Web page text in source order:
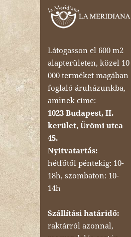
Látogasson el 600 m2
alapterületen, közel 10
000 terméket magában
foglaló áruházunkba,
aminek címe:
1023 Budapest, II.
kerület, Ürömi utca
45.
Nyitvatartás:
hétfőtől péntekig: 10-
18h, szombaton: 10-
14h
Szállítási határidő:
raktárról azonnal,